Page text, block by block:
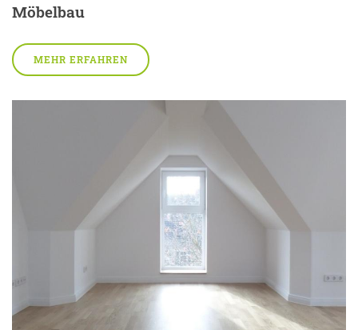
Möbelbau
MEHR ERFAHREN